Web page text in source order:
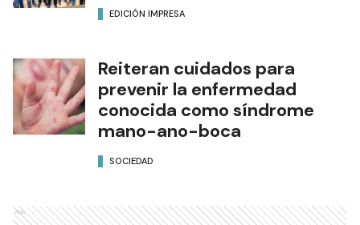
EDICIÓN IMPRESA
Reiteran cuidados para
prevenir la enfermedad
conocida como síndrome
mano-ano-boca
SOCIEDAD
Ads